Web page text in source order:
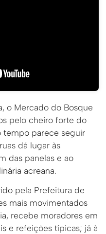
o Mercado do Bosque
pelo cheiro forte do
tempo parece seguir
dá lugar às
das panelas e ao
acreana.
pela Prefeitura de
mais movimentados
recebe moradores em
e refeições típicas; já à